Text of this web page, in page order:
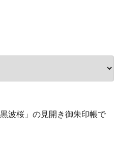
波桜」の見開き御朱印帳で